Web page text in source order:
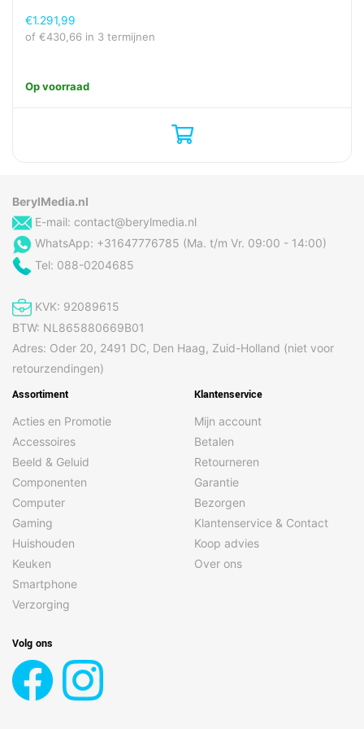
Maximale refresh
snelheid
technologieën
3120 x 1440 Pixels
Camera
Afbeeldings
stabilisator type
Optical Image Stabilization
Automatisch
Beeldstabilisator
Cameraflitser
achterzijde
Ja
Cameratype voorkant
Enkele camera
Derde achtercamera
grootte
1/2.52
Diafragmaopening van
de derde achtercamera
Diafragmaopening van
de vierde achtercamera
Digitale zoom
100x
Flash type
Gezichtsveldshoek
(FOV) achtercamera
(FOV) derde
achtercamera
Gezichtsveldshoek
(FOV) tweede
€1.291,99
of €430,66 in 3 termijnen
Op voorraad
BerylMedia.nl
E-mail: contact@berylmedia.nl
WhatsApp: +31647776785 (Ma. t/m Vr. 09:00 - 14:00)
Tel: 088-0204685
KVK: 92089615
BTW: NL865880669B01
Adres: Oder 20, 2491 DC, Den Haag, Zuid-Holland (niet voor
retourzendingen)
Assortiment
Acties en Promotie
Accessoires
Beeld & Geluid
Componenten
Computer
Gaming
Huishouden
Keuken
Smartphone
Verzorging
Klantenservice
Mijn account
Betalen
Retourneren
Garantie
Bezorgen
Klantenservice & Contact
Koop advies
Over ons
Volg ons